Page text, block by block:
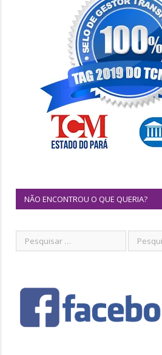
NÃO ENCONTROU O QUE QUERIA?